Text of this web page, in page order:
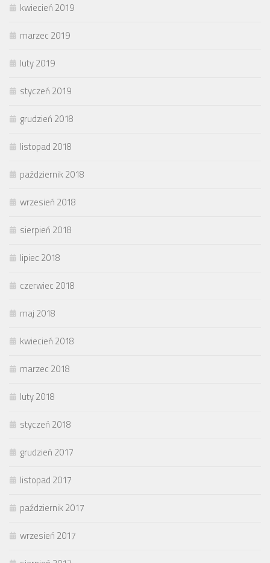
kwiecień 2019
marzec 2019
luty 2019
styczeń 2019
grudzień 2018
listopad 2018
październik 2018
wrzesień 2018
sierpień 2018
lipiec 2018
czerwiec 2018
maj 2018
kwiecień 2018
marzec 2018
luty 2018
styczeń 2018
grudzień 2017
listopad 2017
październik 2017
wrzesień 2017